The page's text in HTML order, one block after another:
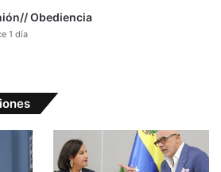
Obediencia
1 día